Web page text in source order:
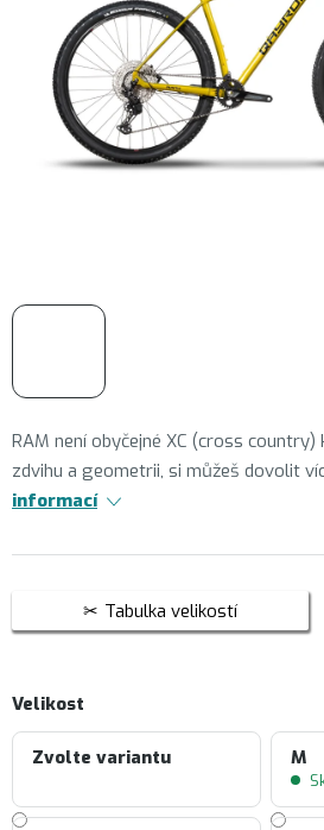
RAM není obyčejné XC (cross country)
zdvihu a geometrii, si můžeš dovolit
informací
Tabulka velikostí
Velikost
Zvolte variantu M